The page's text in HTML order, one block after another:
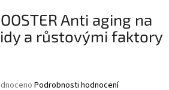
Anti aging na
a růstovými faktory
Podrobnosti hodnocení